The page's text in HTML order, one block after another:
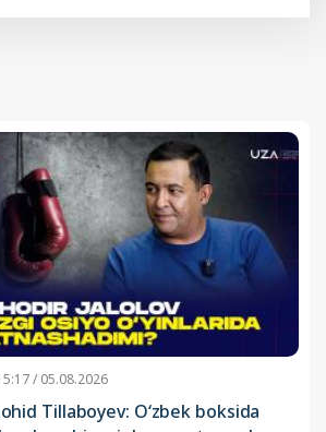
/ 05.08.2026
Tillaboyev: O‘zbek boksida